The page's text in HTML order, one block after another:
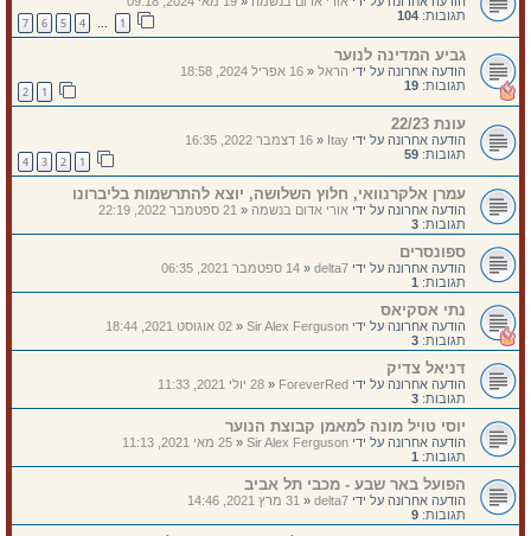
תגובות: 104
…
4
5
6
7
גביע המדינה לנוער
הודעה אחרונה על ידי הראל«16 אפריל 2024, 18:58
תגובות: 19
2
עונת 22/23
הודעה אחרונה על ידי Itay
«16 דצמבר 2022, 16:35
תגובות: 59
2
3
4
עמרן אלקרנוואי, חלוץ השלושה, יוצא להתרשמות בליברונו
הודעה אחרונה על ידי אורי אדום בנשמה«21 ספטמבר 2022, 22:19
תגובות: 3
ספונסרים
הודעה אחרונה על ידי delta7
«14 ספטמבר 2021, 06:35
תגובות: 1
נתי אסקיאס
הודעה אחרונה על ידי Sir Alex Ferguson
«02 אוגוסט 2021, 18:44
תגובות: 3
דניאל צדיק
הודעה אחרונה על ידי ForeverRed
«28 יולי 2021, 11:33
תגובות: 3
יוסי טויל מונה למאמן קבוצת הנוער
הודעה אחרונה על ידי Sir Alex Ferguson
«25 מאי 2021, 11:13
תגובות: 1
הפועל באר שבע - מכבי תל אביב
הודעה אחרונה על ידי delta7
«31 מרץ 2021, 14:46
תגובות: 9